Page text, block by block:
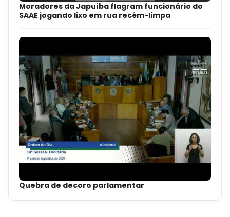
Moradores da Japuíba flagram funcionário do
SAAE jogando lixo em rua recém-limpa
Quebra de decoro parlamentar